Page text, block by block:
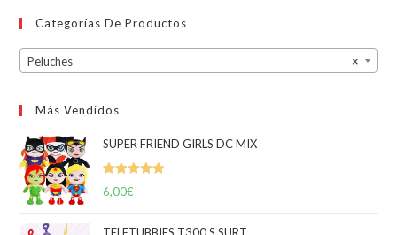
Categorías De Productos
×
Peluches
Más Vendidos
SUPER FRIEND GIRLS DC MIX
Valorado
6,00€